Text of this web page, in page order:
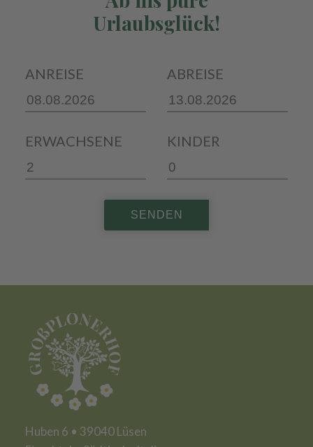
Urlaubsglück!
ANREISE ABREISE
ERWACHSENE KINDER
SENDEN
Huben 6 • 39040 Lüsen